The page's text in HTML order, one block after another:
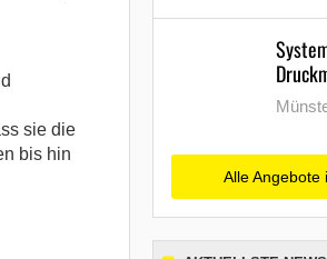
sie die
bis hin
Alle Angebote